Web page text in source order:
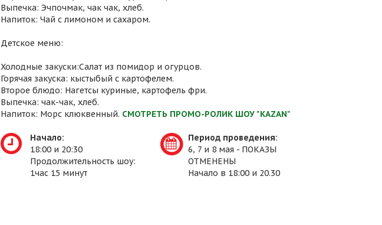
Выпечка: Эчпочмак, чак чак, хлеб.
Напиток: Чай с лимоном и сахаром.
Детское меню:
Холодные закуски:Салат из помидор и огурцов.
Горячая закуска: кыстыбый с картофелем.
Второе блюдо: Нагетсы куриные, картофель фри.
Выпечка: чак-чак, хлеб.
Напиток: Морс клюквенный. СМОТРЕТЬ ПРОМО-РОЛИК ШОУ "KAZAN"
Начало:
18:00 и 20:30
Продолжительность шоу:
1час 15 минут
Период проведения:
6, 7 и 8 мая - ПОКАЗЫ
ОТМЕНЕНЫ
Начало в 18:00 и 20.30